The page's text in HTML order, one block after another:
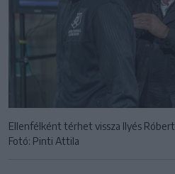
Ellenfélként térhet vissza Ilyés Róbert
Fotó: Pinti Attila